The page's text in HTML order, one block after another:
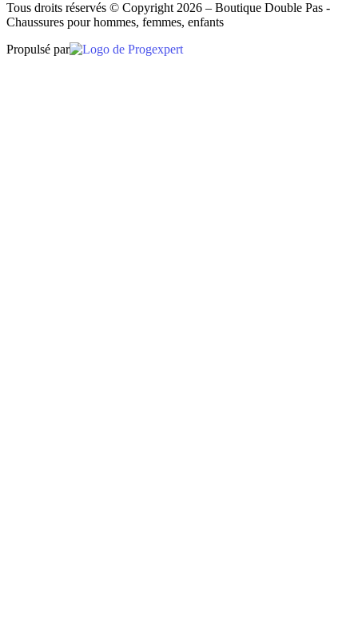
Tous droits réservés © Copyright 2026 – Boutique Double Pas -
Chaussures pour hommes, femmes, enfants
Propulsé par